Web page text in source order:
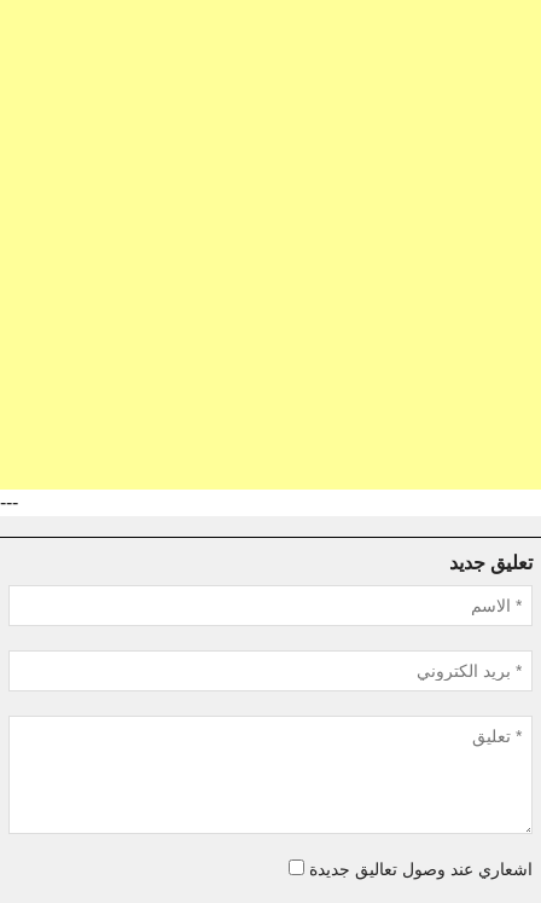
---
تعليق جديد
اشعاري عند وصول تعاليق جديدة